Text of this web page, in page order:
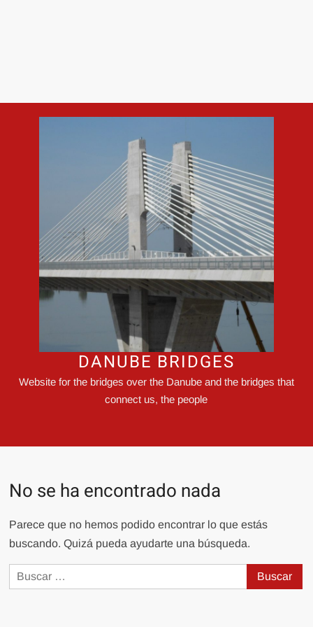
DANUBE BRIDGES
Website for the bridges over the Danube and the bridges that
connect us, the people
No se ha encontrado nada
Parece que no hemos podido encontrar lo que estás
buscando. Quizá pueda ayudarte una búsqueda.
Buscar: